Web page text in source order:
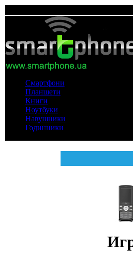
Смартфони
Планшети
Книги
Ноутбуки
Навушники
Годинники